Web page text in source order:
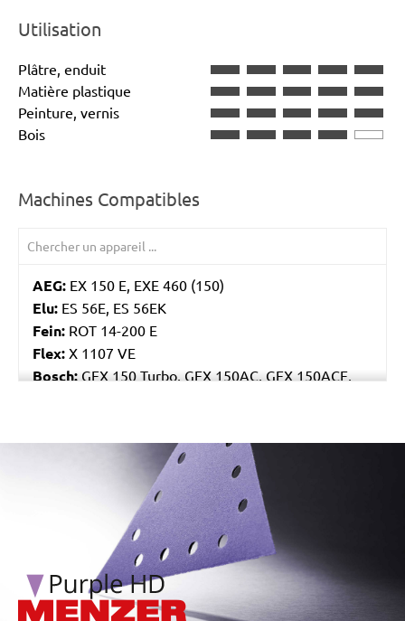
Utilisation
Plâtre, enduit
Matière plastique
Peinture, vernis
Bois
Machines Compatibles
AEG: EX 150 E, EXE 460 (150)
Elu: ES 56E, ES 56EK
Fein: ROT 14-200 E
Flex: X 1107 VE
Bosch:GEX 150 Turbo, GEX 150AC, GEX 150ACE,
Kress:900 HEX/2, 900 MPS
D26410, DW443
UT 150 E, UX 150 E
BO6030, BO6040J
ETS 150
SXE 425 XL, SXE 450 Duo, SXE 450
TurboTec
Stayer:LRT 150, RO 150 E
/marketing/parallax/menzer/parallax_logos/